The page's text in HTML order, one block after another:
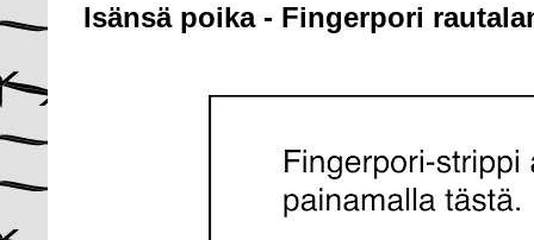
Isänsä poika - Fingerpori